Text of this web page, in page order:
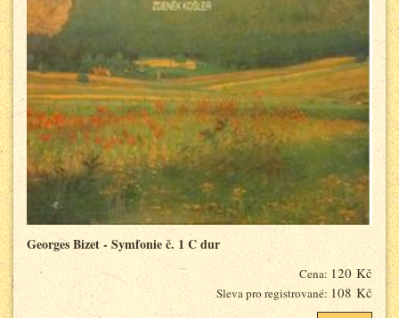
Georges Bizet - Symfonie č. 1 C dur
Cena: 120 Kč
Sleva pro registrované: 108 Kč